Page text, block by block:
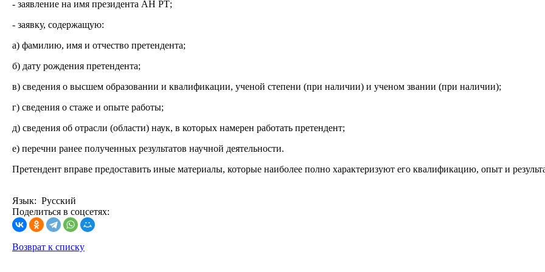
- заявление на имя президента АН РТ;
- заявку, содержащую:
а) фамилию, имя и отчество претендента;
б) дату рождения претендента;
в) сведения о высшем образовании и квалификации, ученой степени (при наличии) и ученом звании (при наличии);
г) сведения о стаже и опыте работы;
д) сведения об отрасли (области) наук, в которых намерен работать претендент;
е) перечни ранее полученных результатов научной деятельности.
Претендент вправе предоставить иные материалы, которые наиболее полно характеризуют его квалификацию, опыт и
Язык: Русский
Поделиться в соцсетях:
Возврат к списку